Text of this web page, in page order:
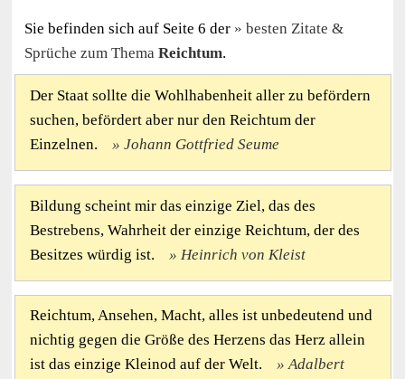
Sie befinden sich auf Seite 6 der
besten Zitate &
Sprüche zum Thema Reichtum.
Der Staat sollte die Wohlhabenheit aller zu befördern
suchen, befördert aber nur den Reichtum der
Einzelnen.
Johann Gottfried Seume
Bildung scheint mir das einzige Ziel, das des
Bestrebens, Wahrheit der einzige Reichtum, der des
Besitzes würdig ist.
Heinrich von Kleist
Reichtum, Ansehen, Macht, alles ist unbedeutend und
nichtig gegen die Größe des Herzens das Herz allein
ist das einzige Kleinod auf der Welt.
Adalbert